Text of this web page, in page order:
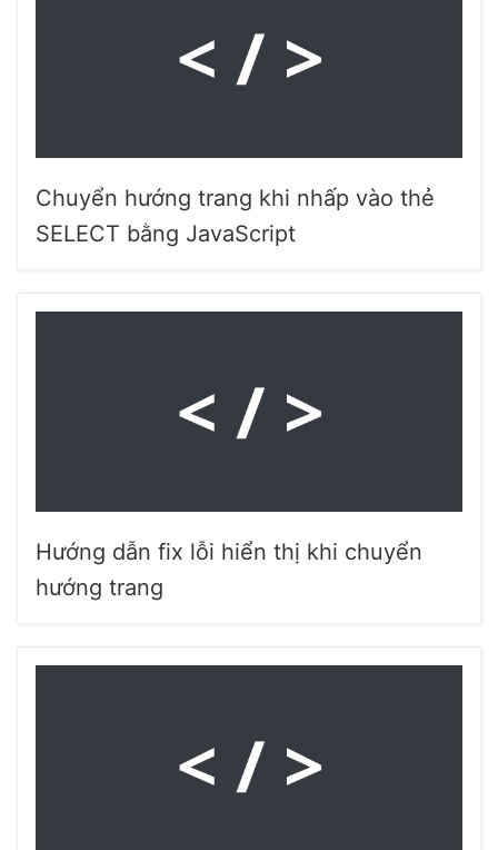
Chuyển hướng trang khi nhấp vào thẻ
SELECT bằng JavaScript
Hướng dẫn fix lỗi hiển thị khi chuyển
hướng trang